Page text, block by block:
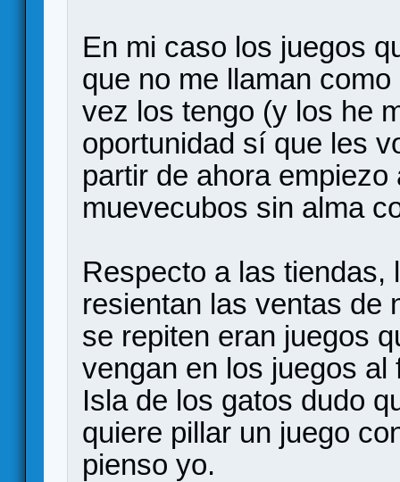
En mi caso los juegos
que no me llaman
vez los tengo (y los he
oportunidad sí que les
partir de ahora
muevecubos sin alma
Respecto a las tiendas,
resientan las ventas de
se repiten eran juegos
vengan en los juegos
Isla de los gatos dudo
quiere pillar un juego
pienso yo.